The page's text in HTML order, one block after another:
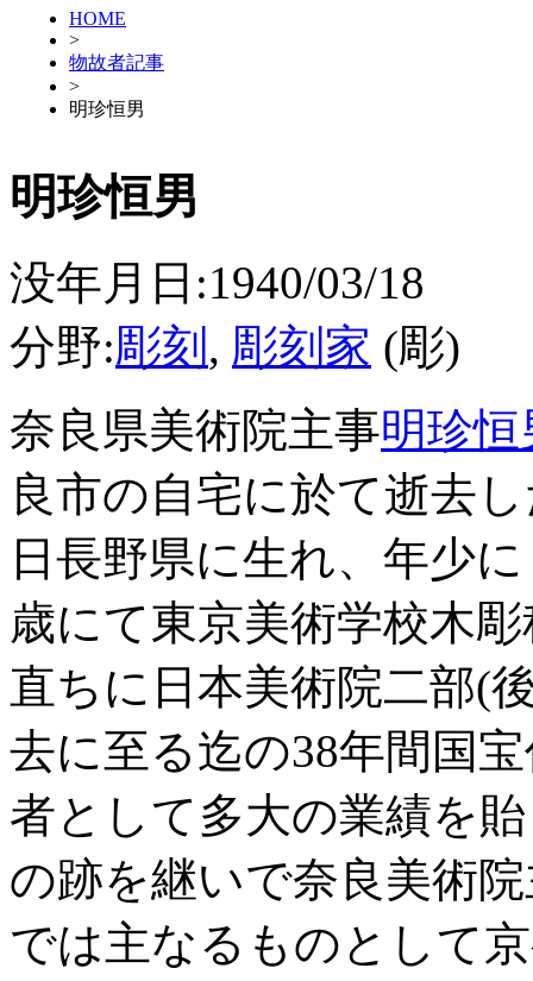
HOME
>
物故者記事
>
明珍恒男
明珍恒男
没年月日:1940/03/18
分野:彫刻 , 彫刻家 (彫)
奈良県美術院主事明珍恒
良市の自宅に於て逝去
日長野県に生れ、年少
歳にて東京美術学校木
直ちに日本美術院二部(
去に至る迄の38年間国
者として多大の業績を
の跡を継いで奈良美術
では主なるものとして